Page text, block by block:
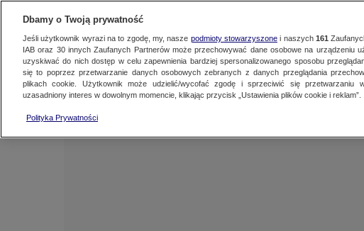
NAJNOWSZE
Dbamy o Twoją prywatność
Jeśli użytkownik wyrazi na to zgodę, my, nasze podmioty stowarzyszonei naszych 161
IAB oraz 30innych Zaufanych Partnerów może przechowywać dane osobowe na urządzeniu
uzyskiwać do nich dostęp w celu zapewnienia bardziej spersonalizowanego sposobu
się to poprzez przetwarzanie danych osobowych zebranych z danych przeglądania
plikach cookie. Użytkownik może udzielić/wycofać zgodę i sprzeciwić się przetwarzaniu
uzasadniony interes w dowolnym momencie, klikając przycisk „Ustawienia plików cookie i reklam”.
Polityka Prywatności